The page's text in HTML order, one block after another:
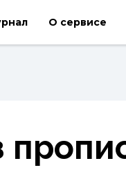
О сервисе